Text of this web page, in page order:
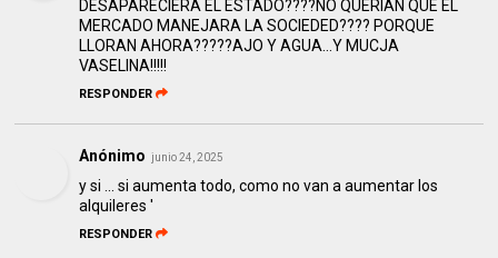
DESAPARECIERA EL ESTADO????NO QUERIAN QUE EL
MERCADO MANEJARA LA SOCIEDED???? PORQUE
LLORAN AHORA?????AJO Y AGUA…Y MUCJA
VASELINA!!!!!
RESPONDER
Anónimo junio 24, 2025
y si ... si aumenta todo, como no van a aumentar los
alquileres '
RESPONDER